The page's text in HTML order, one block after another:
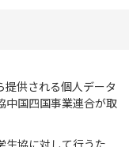
提供される個人データ
中国四国事業連合が取
生協に対して行うた